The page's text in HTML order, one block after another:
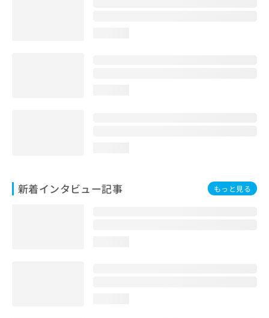
新着インタビュー記事 もっと見る